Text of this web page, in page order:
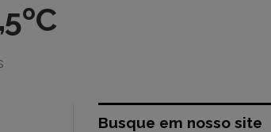
Busque em nosso site